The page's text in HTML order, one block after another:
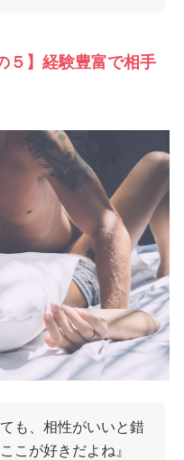
５】経験豊富で相手
も、相性がいいと錯
こが好きだよね』